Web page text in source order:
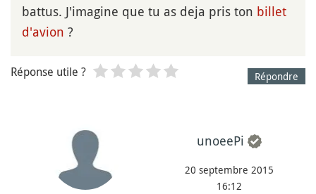
battus. J'imagine que tu as deja pris ton billet
d'avion ?
Répondre
Réponse utile ?
unoeePi
20 septembre 2015
16:12